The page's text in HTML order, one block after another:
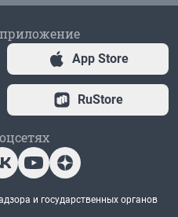
App Store
RuStore
и государственных органов